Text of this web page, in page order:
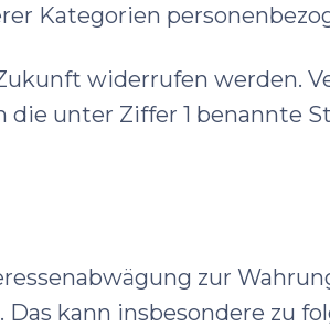
Kategorien
widerrufen werden.
unter Ziffer 1 benannte
zur
kann insbesondere zu